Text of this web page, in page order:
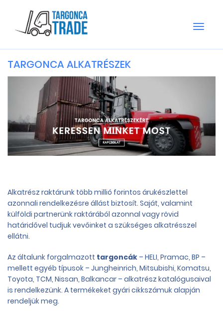
Toggle
TARGONCA ALKATRÉSZEK
Alkatrész raktárunk több millió forintos árukészlettel
azonnali rendelkezésre állást biztosít. Saját, valamint
külföldi partnerünk raktárából azonnal vagy rövid
határidővel tudjuk vevőinket a szükséges alkatrésszel
ellátni.
Az általunk forgalmazott targoncák – HELI, Pramac, BP –
mellett egyéb típusok – Jungheinrich, Mitsubishi, Komatsu,
Toyota, TCM, Nissan, Balkancar – alkatrész katalógusaival
is rendelkezünk. A termékeket gyári cikkszámuk alapján
rendeljük meg.